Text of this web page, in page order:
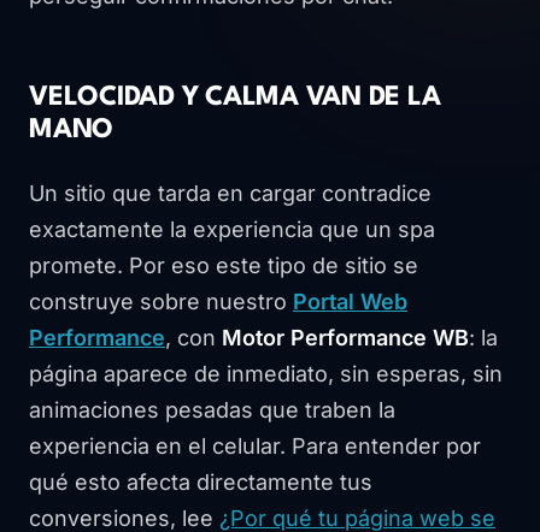
VELOCIDAD Y CALMA VAN DE LA
MANO
Un sitio que tarda en cargar contradice
exactamente la experiencia que un spa
promete. Por eso este tipo de sitio se
construye sobre nuestro Portal Web
Performance, con Motor Performance WB: la
página aparece de inmediato, sin esperas, sin
animaciones pesadas que traben la
experiencia en el celular. Para entender por
qué esto afecta directamente tus
conversiones, lee ¿Por qué tu página web se